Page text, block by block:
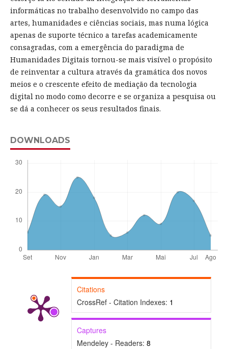
informáticas no trabalho desenvolvido no campo das
artes, humanidades e ciências sociais, mas numa lógica
apenas de suporte técnico a tarefas academicamente
consagradas, com a emergência do paradigma de
Humanidades Digitais tornou-se mais visível o propósito
de reinventar a cultura através da gramática dos novos
meios e o crescente efeito de mediação da tecnologia
digital no modo como decorre e se organiza a pesquisa ou
se dá a conhecer os seus resultados finais.
DOWNLOADS
Citations
CrossRef - Citation Indexes: 1
Captures
Mendeley - Readers: 8